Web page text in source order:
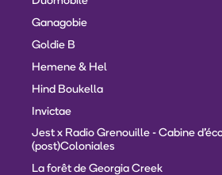
Ganagobie
Goldie B
Hemene & Hel
Hind Boukella
Invictae
Jest x Radio Grenouille - Cabine
(post)Coloniales
La forêt de Georgia Creek